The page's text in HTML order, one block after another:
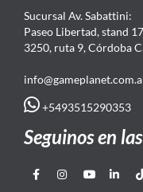
Sucursal Av. Sabattini:
Paseo Libertad, stand
3250, ruta 9, Córdoba
+5493515290353
Seguinos en